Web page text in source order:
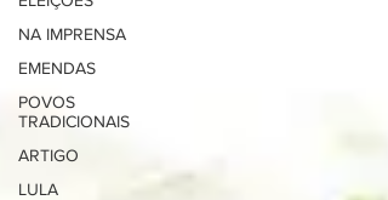
NA IMPRENSA
EMENDAS
POVOS
TRADICIONAIS
ARTIGO
LULA